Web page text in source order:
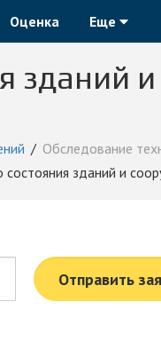
Оценка Еще
зданий
Обследование
зданий и
Отправить